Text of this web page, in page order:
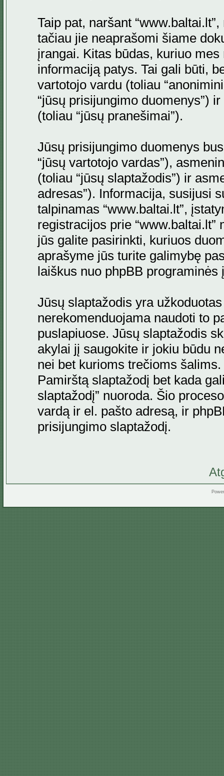
Taip pat, naršant
tačiau jie neaprašomi šiame
įrangai. Kitas būdas, kuriuo
informaciją patys. Tai gali būti,
vartotojo vardu (toliau
“jūsų prisijungimo duomenys”)
(toliau “jūsų pranešimai”).
Jūsų prisijungimo duomenys
“jūsų vartotojo vardas”),
(toliau “jūsų slaptažodis”) ir
adresas”). Informacija, susijusi
talpinamas “www.baltai.lt”,
registracijos prie
jūs galite pasirinkti, kuriuos
aprašyme jūs turite galimybę
laiškus nuo phpBB programinės
Jūsų slaptažodis yra
nerekomenduojama naudoti to
puslapiuose. Jūsų slaptažodis
akylai jį saugokite ir jokiu būdu
nei bet kurioms trečioms
Pamirštą slaptažodį bet kada
slaptažodį” nuoroda. Šio
vardą ir el. pašto adresą, ir
prisijungimo slaptažodį.